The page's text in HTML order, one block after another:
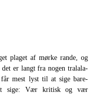
plaget af mørke rande, og
er langt fra nogen tralala-
får mest lyst til at sige bare-
sige: Vær kritisk og vær